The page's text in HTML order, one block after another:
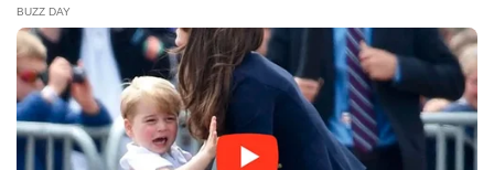
PRIVACY POLICY DISCLAIMER HUBUNGI KAMI IKLAN
HABERION